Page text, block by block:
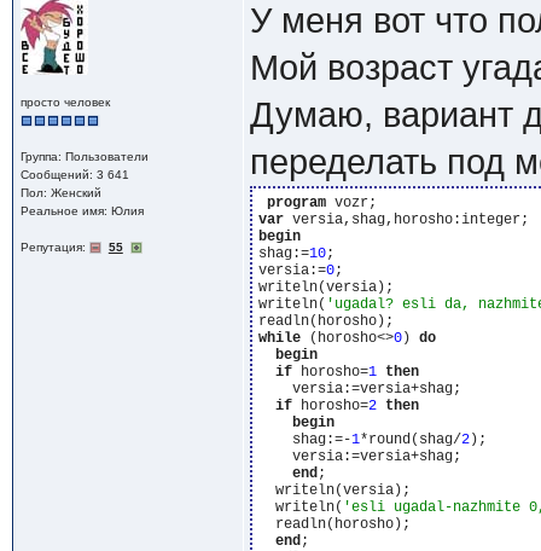
просто человек
Группа: Пользователи
Сообщений: 3 641
Пол: Женский
Реальное имя: Юлия
Репутация: 55
У меня вот что
Мой возраст
Думаю, вариант
переделать под
program
var
begin
shag:=10;
versia:=0;
writeln(versia);
writeln( 'ugadal? esli da,
while (horosho<>0) do
begin
if horosho=1 then
    versia:=versia+shag;
if horosho=2 then
begin
    shag:=-
1*round(shag/2);
    versia:=versia+shag;
end;
  writeln(versia);
  writeln(
'esli ugadal-nazhmite
  readln(horosho);
end;